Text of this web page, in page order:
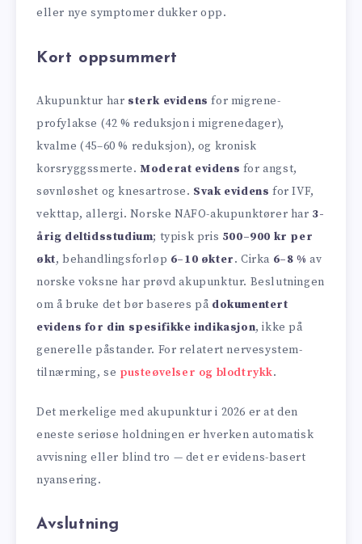
eller nye symptomer dukker opp.
Kort oppsummert
Akupunktur har sterk evidens for migrene-
profylakse (42 % reduksjon i migrenedager),
kvalme (45–60 % reduksjon), og kronisk
korsryggssmerte.Moderat evidens for angst,
søvnløshet og knesartrose. Svak evidens for IVF,
vekttap, allergi. Norske NAFO-akupunktører har 3-
årig deltidsstudium; typisk pris 500–900 kr per
økt, behandlingsforløp 6–10 økter. Cirka 6–8 % av
norske voksne har prøvd akupunktur. Beslutningen
om å bruke det bør baseres på dokumentert
evidens for din spesifikke indikasjon, ikke på
generelle påstander. For relatert nervesystem-
tilnærming, se pusteøvelser og blodtrykk.
Det merkelige med akupunktur i 2026 er at den
eneste seriøse holdningen er hverken automatisk
avvisning eller blind tro — det er evidens-basert
nyansering.
Avslutning